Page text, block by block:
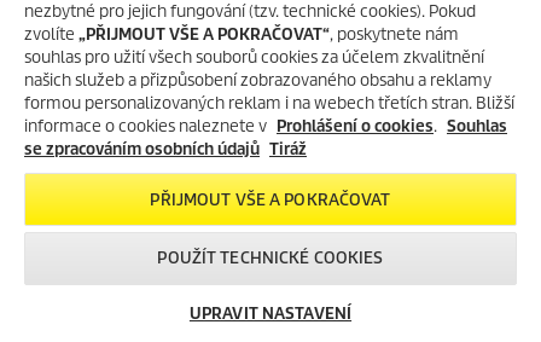
K zapůjčení nabízíme ručně vedený bateriový podlahový mycí stroj
BD 50/50 s diskovou hlavou s pracovní šířkou 51 cm, s 50ti litrovými
nádržemi na čerstvou a špinavou vodu a praktickým plošným
výkonem 1200 m²/h. Díky velmi intuitivnímu systému obsluhy a
ovládání stroje je možné rychlé zaučení obsluhy. Kompaktní
rozměry 1170 x 570 x 1025 mm (D x Š x V) a váha cca 130 kg
umožňují převoz stroje pickapem či dodávkou.
Vedený podlahový mycí stroj půjčujeme za tyto ceny:
nezbytné pro jejich fungování (tzv. technické cookies). Pokud
zvolíte „PŘIJMOUT VŠE A POKRAČOVAT“, poskytnete nám
souhlas pro užití všech souborů cookies za účelem zkvalitnění
našich služeb a přizpůsobení zobrazovaného obsahu a reklamy
formou personalizovaných reklam i na webech třetích stran. Bližší
informace o cookies naleznete v Prohlášení o cookies. Souhlas
se zpracováním osobních údajů Tiráž
PŘIJMOUT VŠE A POKRAČOVAT
POUŽÍT TECHNICKÉ COOKIES
UPRAVIT NASTAVENÍ